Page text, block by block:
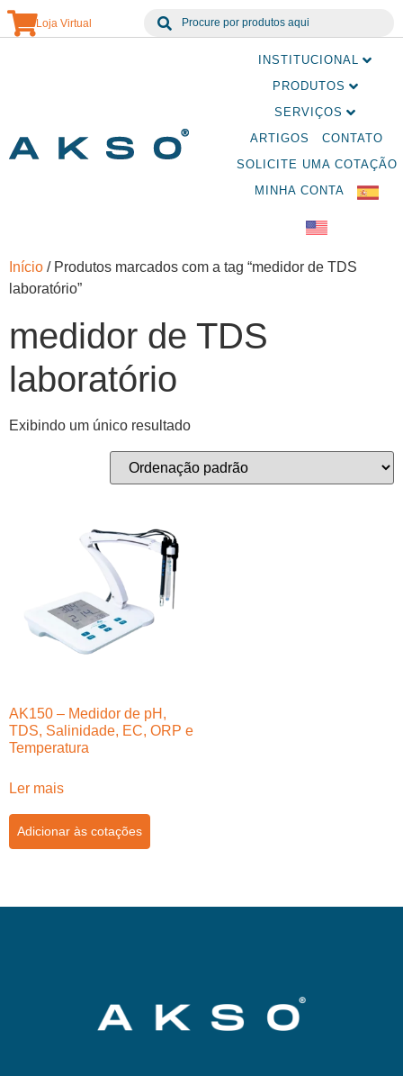
Loja Virtual
INSTITUCIONAL
PRODUTOS
SERVIÇOS
ARTIGOS
CONTATO
SOLICITE UMA COTAÇÃO
MINHA CONTA
Início / Produtos marcados com a tag “medidor de TDS
laboratório”
medidor de TDS
laboratório
Exibindo um único resultado
AK150 – Medidor de pH,
TDS, Salinidade, EC, ORP e
Temperatura
Ler mais
Adicionar às cotações